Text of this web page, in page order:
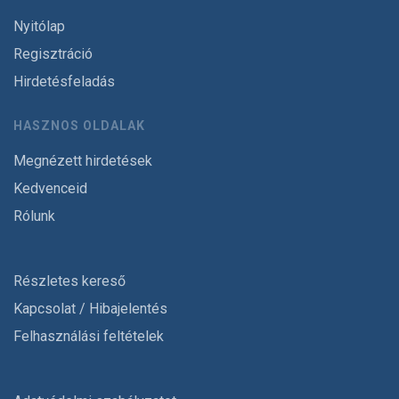
Nyitólap
Regisztráció
Hirdetésfeladás
HASZNOS OLDALAK
Megnézett hirdetések
Kedvenceid
Rólunk
Részletes kereső
Kapcsolat / Hibajelentés
Felhasználási feltételek